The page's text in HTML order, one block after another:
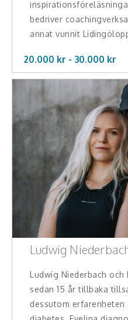
bedriver
annat vunnit
20.000 kr - 30.000 kr
Ludwig
Ludwig Niederbach och
sedan 15 år tillbaka
dessutom erfarenheten